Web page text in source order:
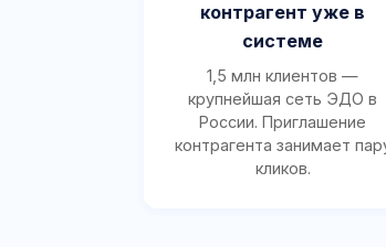
контрагент уже в
системе
1,5 млн клиентов —
крупнейшая сеть ЭДО в
России. Приглашение
контрагента занимает
кликов.